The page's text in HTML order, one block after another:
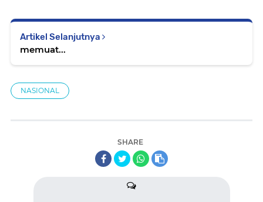
Artikel Selanjutnya
memuat...
NASIONAL
SHARE